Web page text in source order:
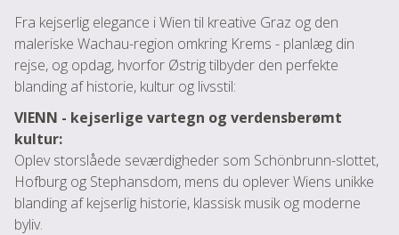
Fra kejserlig elegance i Wien til kreative Graz og den
maleriske Wachau-region omkring Krems - planlæg din
rejse, og opdag, hvorfor Østrig tilbyder den perfekte
blanding af historie, kultur og livsstil:
VIENN - kejserlige vartegn og verdensberømt
kultur:
Oplev storslåede seværdigheder som Schönbrunn-slottet,
Hofburg og Stephansdom, mens du oplever Wiens unikke
blanding af kejserlig historie, klassisk musik og moderne
byliv.